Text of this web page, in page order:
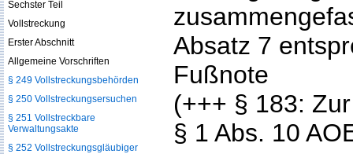
Absatz 7
Fußnote
(+++ § 183:
§ 1 Abs. 10
Sechster Teil
Vollstreckung
Erster Abschnitt
Allgemeine Vorschriften
§ 249 Vollstreckungsbehörden
§ 250 Vollstreckungsersuchen
§ 251 Vollstreckbare
Verwaltungsakte
§ 252 Vollstreckungsgläubiger